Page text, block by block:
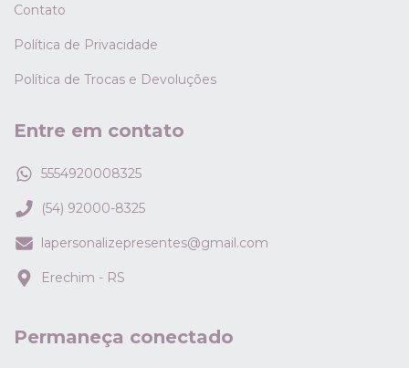
Contato
Política de Privacidade
Política de Trocas e Devoluções
Entre em contato
5554920008325
(54) 92000-8325
lapersonalizepresentes@gmail.com
Erechim - RS
Permaneça conectado